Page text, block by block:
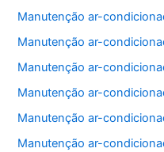
Manutenção ar-
Manutenção ar-
Manutenção ar-
Manutenção ar-
Manutenção ar-
Manutenção ar-